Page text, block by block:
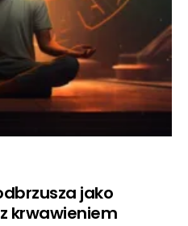
jako
krwawieniem